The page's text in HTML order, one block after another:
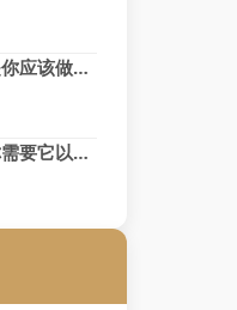
想进行竞争分析吗？以下是你应该做的7个理由
什么是网站策略？为什么你需要它以及你如何做到